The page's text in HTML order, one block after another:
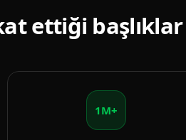
ettiği başlıklar
1M+